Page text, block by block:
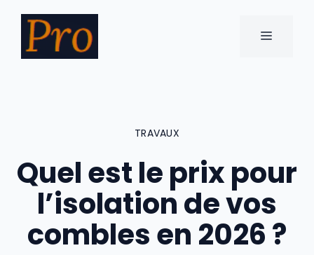
contenu
MENU
TRAVAUX
Quel est le prix pour
l’isolation de vos
combles en 2026 ?